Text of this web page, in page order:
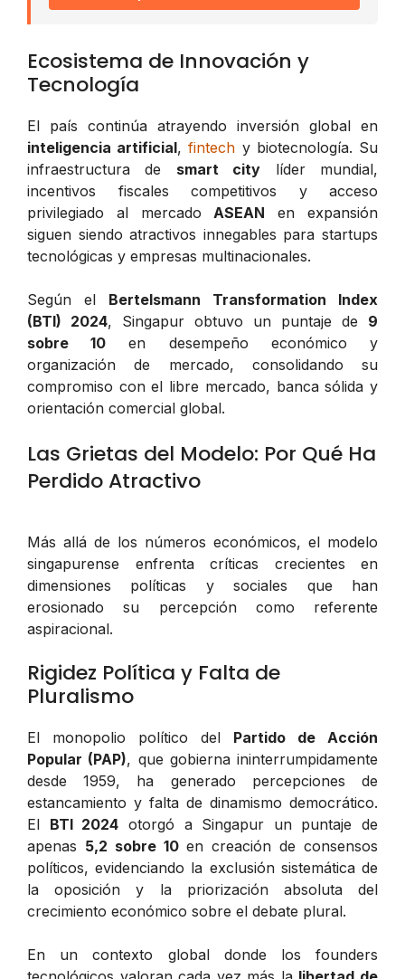
Ecosistema de Innovación y
Tecnología
El país continúa atrayendo inversión global en
inteligencia artificial,fintech y biotecnología. Su
infraestructura de smart city líder mundial,
incentivos fiscales competitivos y acceso
privilegiado al mercado ASEAN en expansión
siguen siendo atractivos innegables para startups
tecnológicas y empresas multinacionales.
Según el Bertelsmann Transformation Index
(BTI) 2024, Singapur obtuvo un puntaje de 9
sobre 10 en desempeño económico y
organización de mercado, consolidando su
compromiso con el libre mercado, banca sólida y
orientación comercial global.
Las Grietas del Modelo: Por Qué Ha
Perdido Atractivo
Más allá de los números económicos, el modelo
singapurense enfrenta críticas crecientes en
dimensiones políticas y sociales que han
erosionado su percepción como referente
aspiracional.
Rigidez Política y Falta de
Pluralismo
El monopolio político del Partido de Acción
Popular (PAP), que gobierna ininterrumpidamente
desde 1959, ha generado percepciones de
estancamiento y falta de dinamismo democrático.
El BTI 2024 otorgó a Singapur un puntaje de
apenas 5,2 sobre 10en creación de consensos
políticos, evidenciando la exclusión sistemática de
la oposición y la priorización absoluta del
crecimiento económico sobre el debate plural.
En un contexto global donde los founders